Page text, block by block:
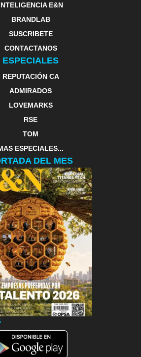
E&N
BRANDLAB
SUSCRIBETE
CONTACTANOS
ESPECIALES
REPUTACIÓN CA
ADMIRADOS
LOVEMARKS
RSE
TOM
ESPECIALES...
DEL MES